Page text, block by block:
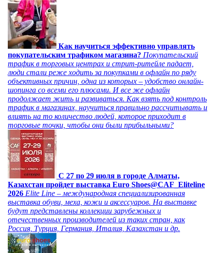
Как научиться эффективно управлять
покупательским трафиком магазина? Покупательский
трафик в торговых центрах и стрит-ритейле падает,
люди стали реже ходить за покупками в офлайн по ряду
объективных причин, одна из которых – удобство онлайн-
шопинга со всеми его плюсами. И все же офлайн
продолжает жить и развиваться. Как взять под контроль
трафик в магазинах, научиться правильно рассчитывать и
влиять на то количество людей, которое приходит в
торговые точки, чтобы они были прибыльными?
C 27 по 29 июля в городе Алматы,
Казахстан пройдет выставка Euro Shoes@CAF_Eliteline
2026 Elite Line – международная специализированная
выставка обуви, меха, кожи и аксессуаров. На выставке
будут представлены коллекции зарубежных и
отечественных производителей из таких стран, как
Россия, Турция, Германия, Италия, Казахстан и др.